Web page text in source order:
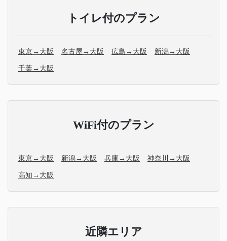
トイレ付のプラン
東京→大阪 名古屋→大阪 広島→大阪 新潟→大阪
千葉→大阪
WiFi付のプラン
東京→大阪 新潟→大阪 兵庫→大阪 神奈川→大阪
高知→大阪
近隣エリア